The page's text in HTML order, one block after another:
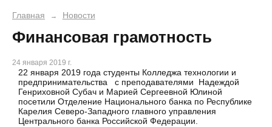
Главная → Новости
Финансовая грамотность
24 января 2019 г.
22 января 2019 года студенты Колледжа технологии и
предпринимательства с преподавателями Надеждой
Генриховной Субач и Марией Сергеевной Юлиной
посетили Отделение Национального банка по Республике
Карелия Северо-Западного главного управления
Центрального банка Российской Федерации.